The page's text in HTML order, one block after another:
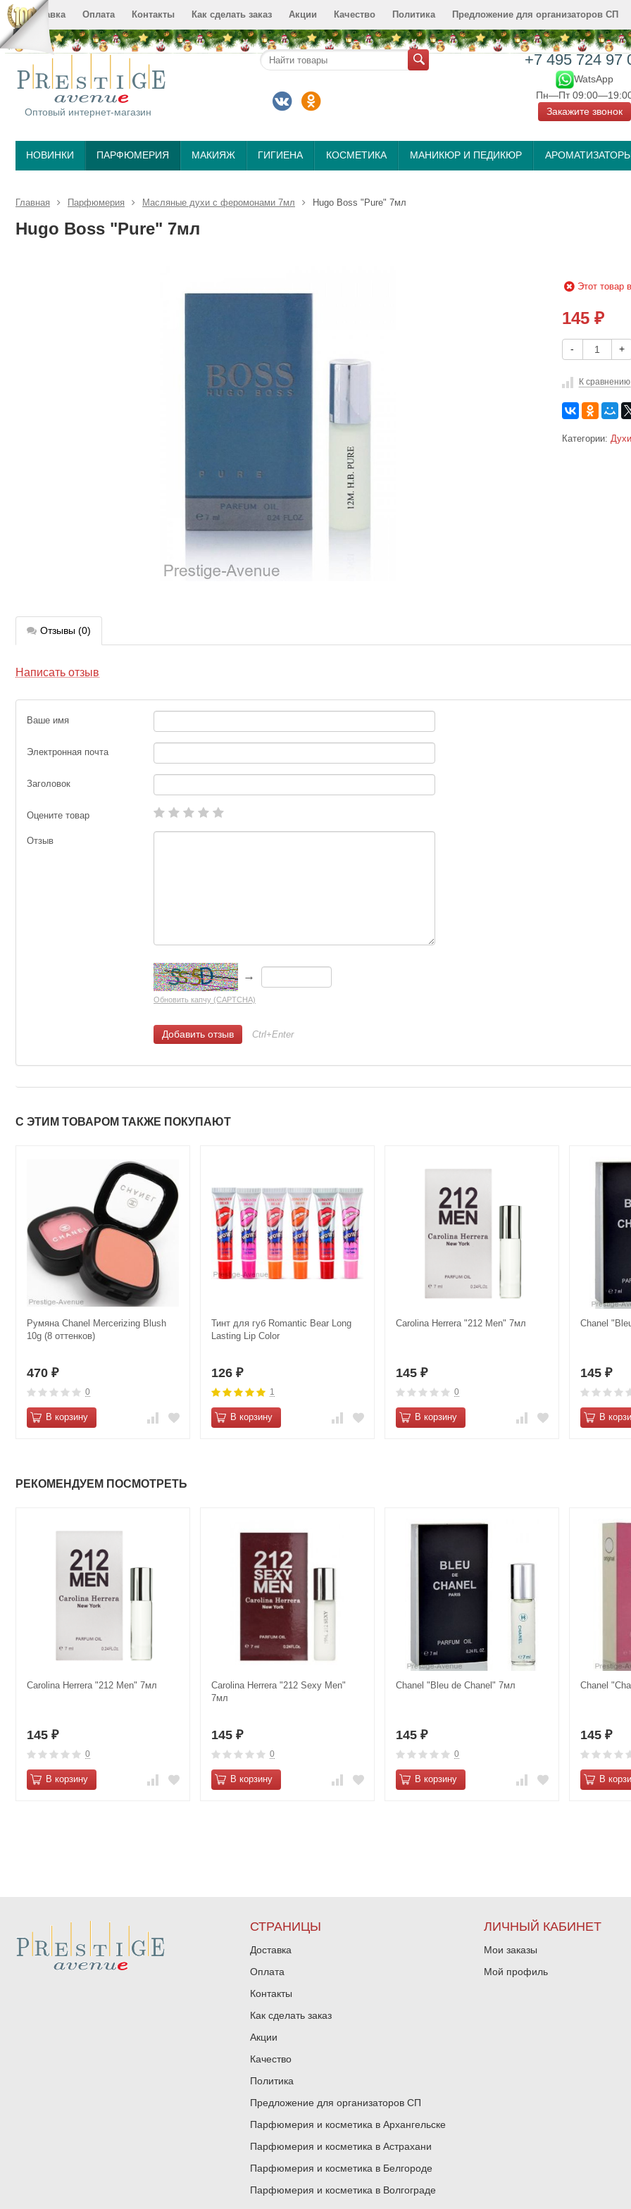
Доставка Оплата Контакты Как сделать заказ Акции Качество Политика Предложение для организаторов СП
Оптовый интернет-магазин
+7 495 724 97
WatsApp
Пн—Пт
Закажите звонок
НОВИНКИ ПАРФЮМЕРИЯ МАКИЯЖ ГИГИЕНА КОСМЕТИКА МАНИКЮР И ПЕДИКЮР
Главная Парфюмерия Масляные духи c феромонами 7мл Hugo Boss "Pure" 7мл
Hugo Boss "Pure" 7мл
Этот товар
145 ₽
- +
К сравнению
Категории:
Отзывы (0)
Написать отзыв
Ваше имя
Электронная почта
Заголовок
Оцените товар
Отзыв
→
Обновить капчу (CAPTCHA)
Ctrl+Enter
С ЭТИМ ТОВАРОМ ТАКЖЕ ПОКУПАЮТ
Румяна Сhanеl Mеrcеrizing Blush
10g (8 оттенков)
470 ₽
0
В корзину
Тинт для губ Romantic Bear Long
Lasting Lip Color
126 ₽
1
В корзину
Carolina Herrera "212 Men" 7мл
145 ₽
0
В корзину
Chanel
145 ₽
В
РЕКОМЕНДУЕМ ПОСМОТРЕТЬ
Carolina Herrera "212 Men" 7мл
145 ₽
0
В корзину
Carolina Herrera "212 Sexy Men"
7мл
145 ₽
0
В корзину
Chanel "Blеu de Сhаnel" 7мл
145 ₽
0
В корзину
Chanel
145 ₽
В
СТРАНИЦЫ
Доставка
Оплата
Контакты
Как сделать заказ
Акции
Качество
Политика
Предложение для организаторов СП
Парфюмерия и косметика в Архангельске
Парфюмерия и косметика в Астрахани
Парфюмерия и косметика в Белгороде
Парфюмерия и косметика в Волгограде
ЛИЧНЫЙ КАБИНЕТ
Мои заказы
Мой профиль